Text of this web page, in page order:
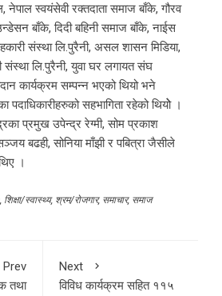
नेपाल स्वयंसेवी रक्तदाता समाज बाँके, गौरव
बाँके, दिदी बहिनी समाज बाँके, नाईस
संस्था लि.पुरैनी, असल शासन मिडिया,
संस्था लि.पुरैनी, युवा घर लगायत संघ
कार्यक्रम सम्पन्न भएको थियो भने
पदाधिकारीहरुको सहभागिता रहेको थियोे ।
प्रमुख उपेन्द्र रेग्मी, सोम प्रकाश
बढही, सोनिया माँझी र पबित्रा जैसीले
।
, शिक्षा/स्वास्थ्य, श्रम/रोजगार, समाचार, समाज
Prev
तथा
Next
विविध कार्यक्रम सहित ११५